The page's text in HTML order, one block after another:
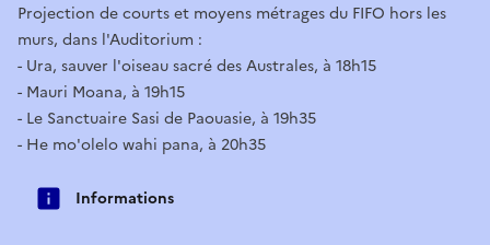
Projection de courts et moyens métrages du FIFO hors les
murs, dans l'Auditorium :
- Ura, sauver l'oiseau sacré des Australes, à 18h15
- Mauri Moana, à 19h15
- Le Sanctuaire Sasi de Paouasie, à 19h35
- He mo'olelo wahi pana, à 20h35
Informations